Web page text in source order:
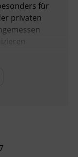
für
privaten
können.